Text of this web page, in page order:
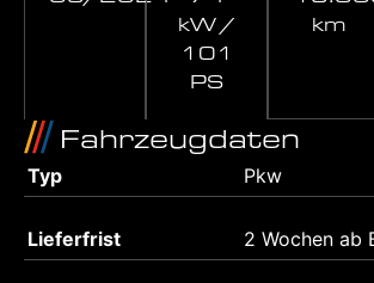
kW /
101
PS
km
Fahrzeugdaten
Typ Pkw
Lieferfrist 2 Wochen ab